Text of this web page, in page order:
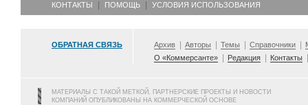
КОНТАКТЫ ПОМОЩЬ УСЛОВИЯ ИСПОЛЬЗОВАНИЯ
ОБРАТНАЯ СВЯЗЬ Архив Авторы Темы Справочники
О «Коммерсанте»
Редакция Контакты
МАТЕРИАЛЫ С ТАКОЙ МЕТКОЙ, ПАРТНЕРСКИЕ ПРОЕКТЫ И НОВОСТИ
КОМПАНИЙ ОПУБЛИКОВАНЫ НА КОММЕРЧЕСКОЙ ОСНОВЕ